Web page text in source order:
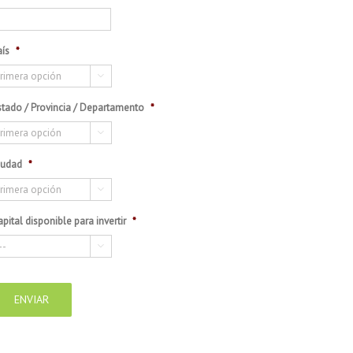
*

/ Provincia / Departamento *

*

disponible para invertir *
